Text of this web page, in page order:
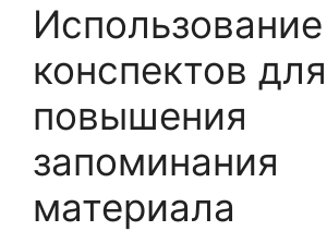
Использование
конспектов для
повышения
запоминания
материала